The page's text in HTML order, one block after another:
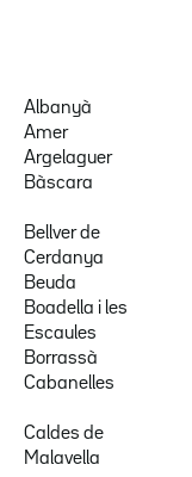
Albanyà
Amer
Argelaguer
Bàscara
Bellver de
Cerdanya
Beuda
Boadella i les
Escaules
Borrassà
Cabanelles
Caldes de
Malavella